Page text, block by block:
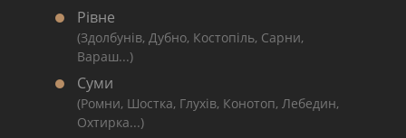
Рівне
(Здолбунів, Дубно, Костопіль, Сарни,
Вараш...)
Суми
(Ромни, Шостка, Глухів, Конотоп, Лебедин,
Охтирка...)